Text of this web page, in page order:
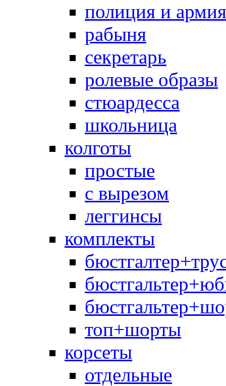
полиция и армия
рабыня
секретарь
ролевые образы
стюардесса
школьница
колготы
простые
с вырезом
леггинсы
комплекты
топ+шорты
корсеты
отдельные